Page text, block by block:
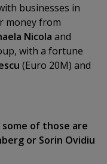
businesses in
money from
Nicola and
with a fortune
(Euro 20M) and
of those are
or Sorin Ovidiu